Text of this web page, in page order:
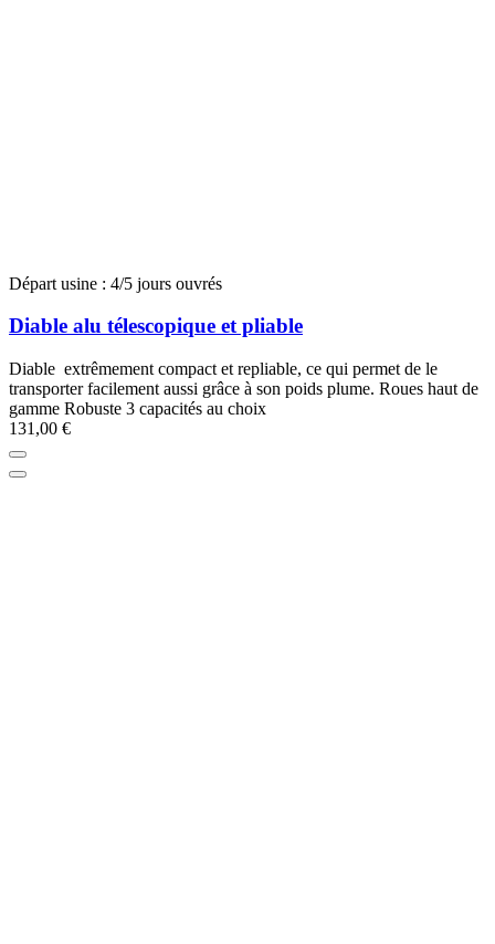
Départ usine : 4/5 jours ouvrés
Diable alu télescopique et pliable
Diable extrêmement compact et repliable, ce qui permet de le
transporter facilement aussi grâce à son poids plume. Roues haut de
gamme Robuste 3 capacités au choix
131,00 €